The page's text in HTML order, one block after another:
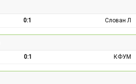
0:1 Слован Л
0:1 КФУМ